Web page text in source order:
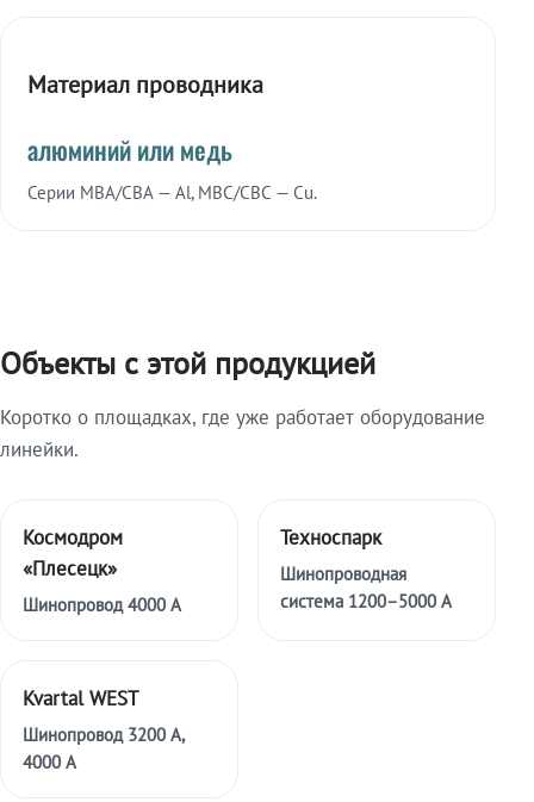
Материал проводника
алюминий или медь
Серии МВА/СВА — Al, МВС/СВС — Cu.
Объекты с этой продукцией
Коротко о площадках, где уже работает оборудование
линейки.
Космодром
«Плесецк»
Шинопровод 4000 А
Техноспарк
Шинопроводная
система 1200–5000 А
Kvartal WEST
Шинопровод 3200 А,
4000 А